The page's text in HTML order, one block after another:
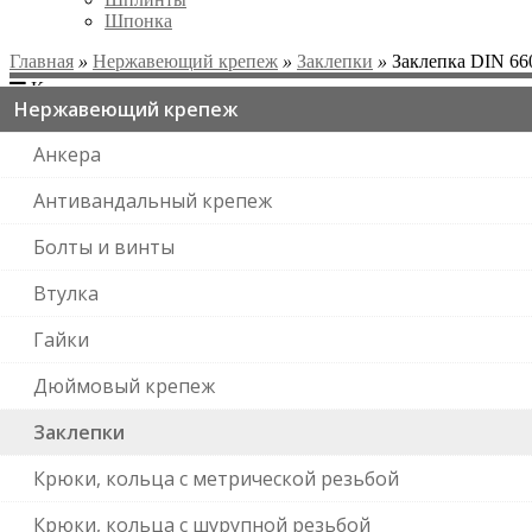
Шпонка
Главная » Нержавеющий крепеж » Заклепки » Заклепка DIN
Категории
Нержавеющий крепеж
Анкера
Антивандальный крепеж
Болты и винты
Втулка
Гайки
Дюймовый крепеж
Заклепки
Крюки, кольца с метрической резьбой
Крюки, кольца с шурупной резьбой